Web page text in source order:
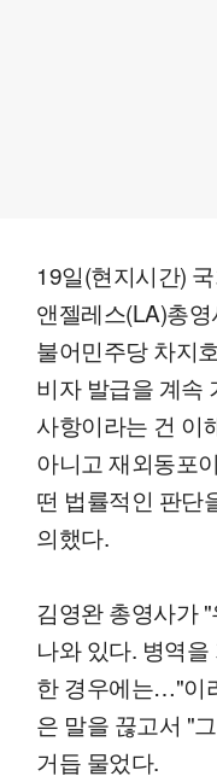
19일(현지시간)
앤젤레스(LA)총
불어민주당 차지
비자 발급을 계속
사항이라는 건 이
아니고 재외동포
떤 법률적인 판단
의했다.
김영완 총영사가
나와 있다. 병역
한 경우에는…"이
은 말을 끊고서 "
거듭 물었다.